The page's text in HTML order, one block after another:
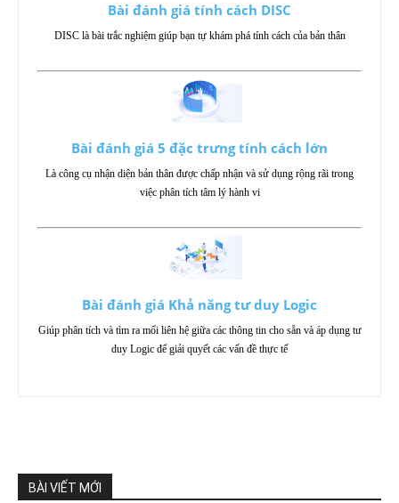
Bài đánh giá tính cách DISC
DISC là bài trắc nghiệm giúp bạn tự khám phá tính cách của bản thân
Bài đánh giá 5 đặc trưng tính cách lớn
Là công cụ nhận diện bản thân được chấp nhận và sử dụng rộng rãi trong
việc phân tích tâm lý hành vi
Bài đánh giá Khả năng tư duy Logic
Giúp phân tích và tìm ra mối liên hệ giữa các thông tin cho sẵn và áp dụng tư
duy Logic để giải quyết các vấn đề thực tế
BÀI VIẾT MỚI